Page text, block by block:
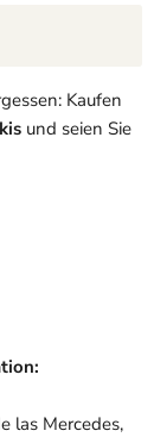
Kaufen
und seien Sie
las Mercedes,